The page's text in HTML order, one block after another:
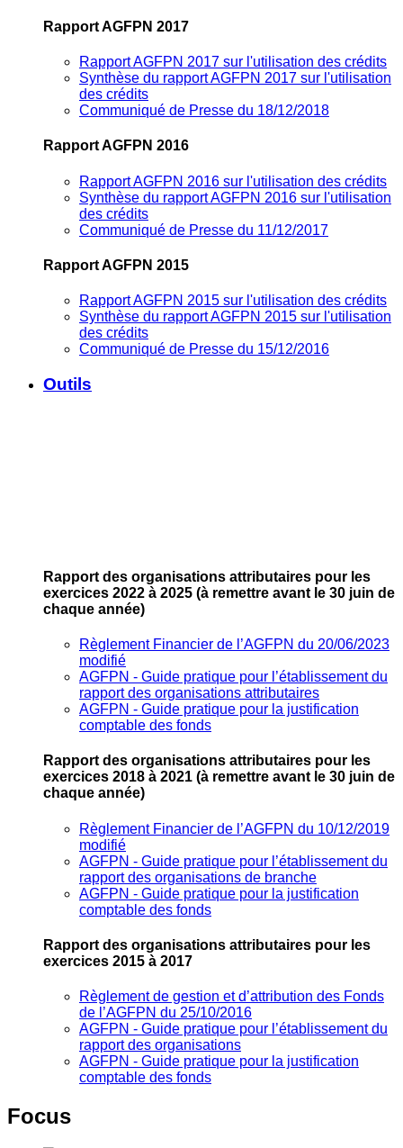
Rapport AGFPN 2017
Rapport AGFPN 2017 sur l'utilisation des crédits
Synthèse du rapport AGFPN 2017 sur l'utilisation
des crédits
Communiqué de Presse du 18/12/2018
Rapport AGFPN 2016
Rapport AGFPN 2016 sur l'utilisation des crédits
Synthèse du rapport AGFPN 2016 sur l'utilisation
des crédits
Communiqué de Presse du 11/12/2017
Rapport AGFPN 2015
Rapport AGFPN 2015 sur l'utilisation des crédits
Synthèse du rapport AGFPN 2015 sur l'utilisation
des crédits
Communiqué de Presse du 15/12/2016
Outils
Rapport des organisations attributaires pour les
exercices 2022 à 2025 (à remettre avant le 30 juin de
chaque année)
Règlement Financier de l’AGFPN du 20/06/2023
modifié
AGFPN ‐ Guide pratique pour l’établissement du
rapport des organisations attributaires
AGFPN ‐ Guide pratique pour la justification
comptable des fonds
Rapport des organisations attributaires pour les
exercices 2018 à 2021 (à remettre avant le 30 juin de
chaque année)
Règlement Financier de l’AGFPN du 10/12/2019
modifié
AGFPN ‐ Guide pratique pour l’établissement du
rapport des organisations de branche
AGFPN ‐ Guide pratique pour la justification
comptable des fonds
Rapport des organisations attributaires pour les
exercices 2015 à 2017
Règlement de gestion et d’attribution des Fonds
de l’AGFPN du 25/10/2016
AGFPN ‐ Guide pratique pour l’établissement du
rapport des organisations
AGFPN ‐ Guide pratique pour la justification
comptable des fonds
Focus